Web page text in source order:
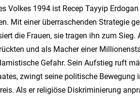
Volkes 1994 ist Recep Tayyip
Mit einer überraschenden Strategie
die Frauen, sie tragen ihn zum Sieg.
und als Macher einer
Gefahr. Sein Aufstieg ruft
zwingt seine politische Bewegung
Als er religiöse Diskriminierung